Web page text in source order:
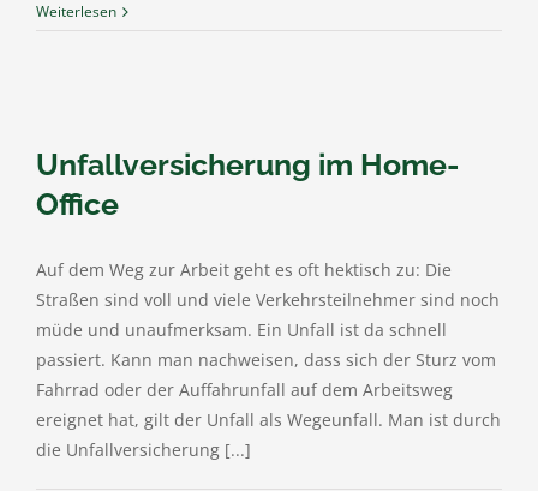
Weiterlesen
Unfallversicherung im Home-
Office
Auf dem Weg zur Arbeit geht es oft hektisch zu: Die
Straßen sind voll und viele Verkehrsteilnehmer sind noch
müde und unaufmerksam. Ein Unfall ist da schnell
passiert. Kann man nachweisen, dass sich der Sturz vom
Fahrrad oder der Auffahrunfall auf dem Arbeitsweg
ereignet hat, gilt der Unfall als Wegeunfall. Man ist durch
die Unfallversicherung [...]